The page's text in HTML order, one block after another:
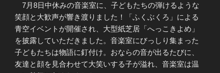
7月8日中休みの音楽室に、子どもたちの弾けるような
笑顔と大歓声が響き渡りました！「ふくぶくろ」による
青空イベントが開催され、大型紙芝居「へっこきよめ」
を披露していただきました。音楽室にびっしり集まった
子どもたちは物語に釘付け。おならの音が出るたびに、
友達と顔を見合わせて大笑いする子が溢れ、音楽室は温